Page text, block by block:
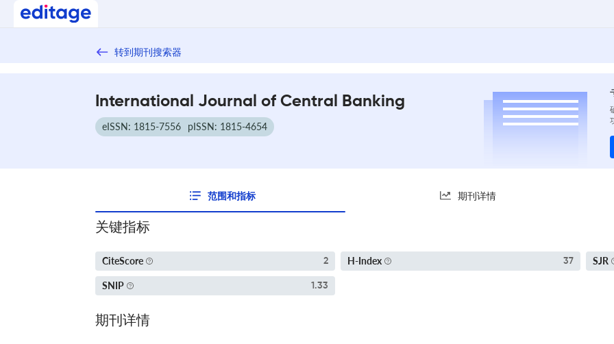
转到期刊搜索器
International Journal of Central Banking
eISSN: 1815-7556 pISSN: 1815-4654
范围和指标 期刊详情
关键指标
CiteScore 2 H-Index 37 SJR
SNIP 1.33
期刊详情